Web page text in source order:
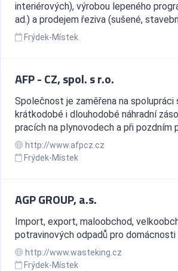
interiérových), výrobou lepeného
ad.) a prodejem řeziva (sušené,
Frýdek-Místek
AFP - CZ, spol. s r.o.
Společnost je zaměřena na
krátkodobé i dlouhodobé náhradní
pracích na plynovodech a při pozdním
http://www.afpcz.cz
Frýdek-Místek
AGP GROUP, a.s.
Import, export, maloobchod,
potravinových odpadů pro
http://www.wasteking.cz
Frýdek-Místek